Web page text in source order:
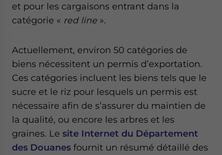
et pour les cargaisons entrant dans la
catégorie « red line ».
Actuellement, environ 50 catégories de
biens nécessitent un permis d’exportation.
Ces catégories incluent les biens tels que le
sucre et le riz pour lesquels un permis est
nécessaire afin de s’assurer du maintien de
la qualité, ou encore les arbres et les
graines. Le site Internet du Département
des Douanes fournit un résumé détaillé des